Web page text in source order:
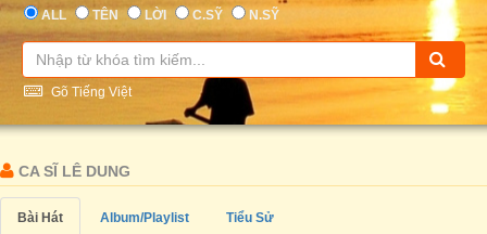
ALL TÊN LỜI C.SỸ N.SỸ
Gõ Tiếng Việt
CA SĨ LÊ DUNG
Bài Hát Album/Playlist Tiểu Sử